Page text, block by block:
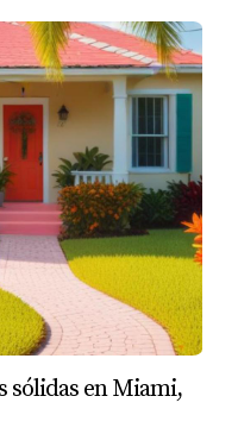
un precio atractivo,
para el cierre.
a los inquilinos
renovaba las
para ganar la
y ganadora en
buen precio; implica
del vendedor y
estratégica. Al
personalizadas,
sólidas en Miami,